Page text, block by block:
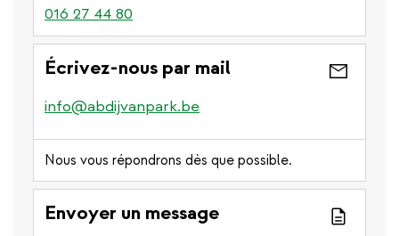
016 27 44 80
Écrivez-nous par mail
info@abdijvanpark.be
Nous vous répondrons dès que possible.
Envoyer un message